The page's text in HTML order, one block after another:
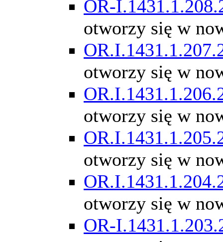
OR-
otworzy się w
otworzy się w
otworzy się w
otworzy się w
otworzy się w
OR-